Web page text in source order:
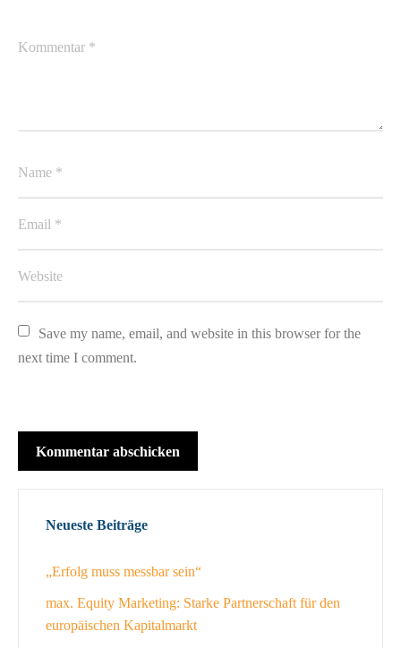
Save my name, email, and website in this browser for the
next time I comment.
Neueste Beiträge
„Erfolg muss messbar sein“
max. Equity Marketing: Starke Partnerschaft für den
europäischen Kapitalmarkt